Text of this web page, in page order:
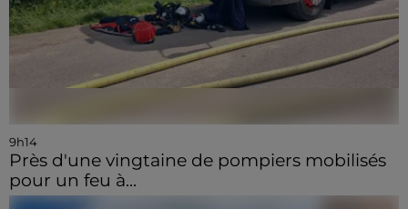
9h14
Près d'une vingtaine de pompiers mobilisés
pour un feu à...